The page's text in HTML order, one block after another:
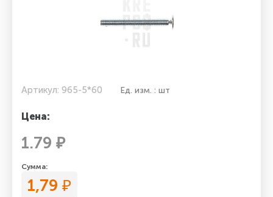
Артикул: 965-5*60 Ед. изм. : шт
Цена:
1.79 ₽
Сумма:
1,79 ₽